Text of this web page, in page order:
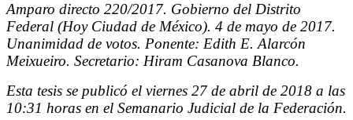
Amparo directo 220/2017. Gobierno del Distrito
Federal (Hoy Ciudad de México). 4 de mayo de 2017.
Unanimidad de votos. Ponente: Edith E. Alarcón
Meixueiro. Secretario: Hiram Casanova Blanco.
Esta tesis se publicó el viernes 27 de abril de 2018 a las
10:31 horas en el Semanario Judicial de la Federación.